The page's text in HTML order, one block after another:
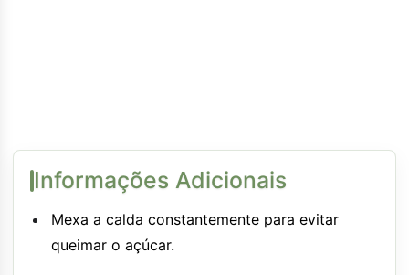
Informações Adicionais
Mexa a calda constantemente para evitar
queimar o açúcar.